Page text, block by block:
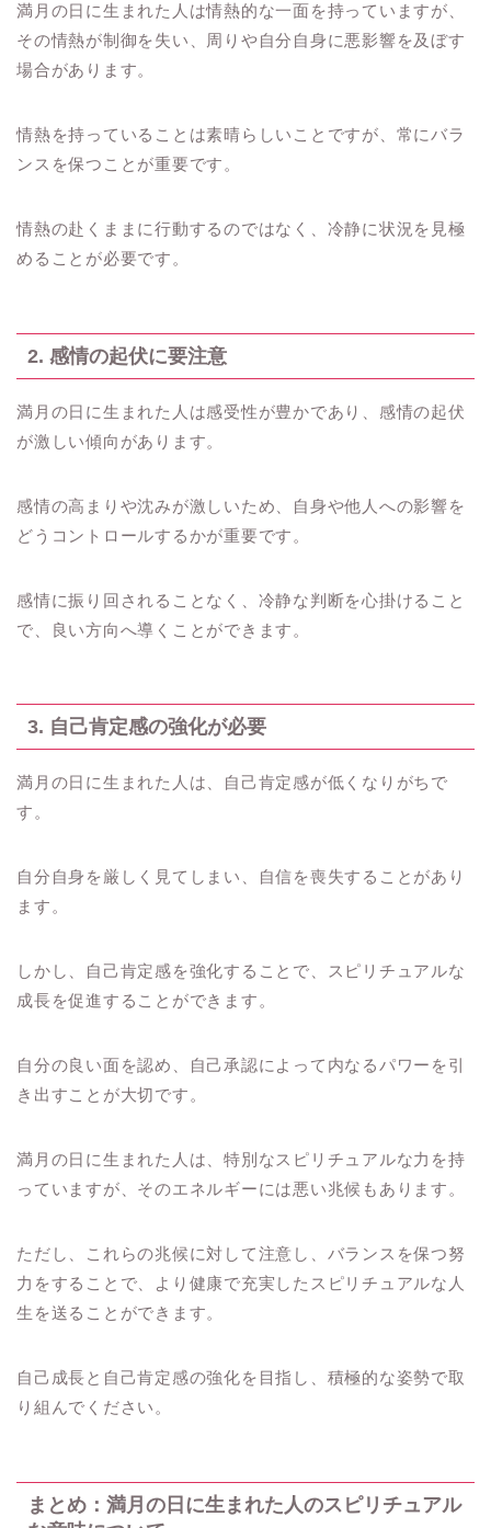
満月の日に生まれた人は情熱的な一面を持っていますが、
その情熱が制御を失い、周りや自分自身に悪影響を及ぼす
場合があります。
情熱を持っていることは素晴らしいことですが、常にバラ
ンスを保つことが重要です。
情熱の赴くままに行動するのではなく、冷静に状況を見極
めることが必要です。
2. 感情の起伏に要注意
満月の日に生まれた人は感受性が豊かであり、感情の起伏
が激しい傾向があります。
感情の高まりや沈みが激しいため、自身や他人への影響を
どうコントロールするかが重要です。
感情に振り回されることなく、冷静な判断を心掛けること
で、良い方向へ導くことができます。
3. 自己肯定感の強化が必要
満月の日に生まれた人は、自己肯定感が低くなりがちで
す。
自分自身を厳しく見てしまい、自信を喪失することがあり
ます。
しかし、自己肯定感を強化することで、スピリチュアルな
成長を促進することができます。
自分の良い面を認め、自己承認によって内なるパワーを引
き出すことが大切です。
満月の日に生まれた人は、特別なスピリチュアルな力を持
っていますが、そのエネルギーには悪い兆候もあります。
ただし、これらの兆候に対して注意し、バランスを保つ努
力をすることで、より健康で充実したスピリチュアルな人
生を送ることができます。
自己成長と自己肯定感の強化を目指し、積極的な姿勢で取
り組んでください。
まとめ：満月の日に生まれた人のスピリチュアル